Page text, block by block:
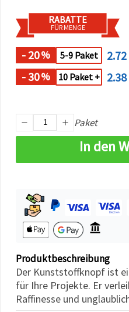
Einstellungen
individuell
festlegen.
Einwilligung
können Sie
jederzeit
ändern
Datenschutzerklärung
Cookie-
Richtlinie
Alle
Cookie-
Einstellungen
RABATTE
FÜR MENGE
- 20% 5-9 Paket
- 30% 10 Paket +
Paket
In den
Produktbeschreibung
Der Kunststoffknopf ist
für Ihre Projekte. Er
Raffinesse und